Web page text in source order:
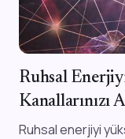
Ruhsal
Kanallarınızı
Ruhsal enerjiyi